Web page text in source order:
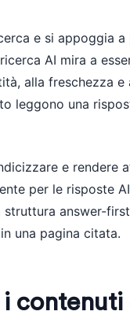
e si appoggia a
AI mira a
alla freschezza e
leggono una
e rendere
per le risposte
struttura answer-
una pagina citata.
contenuti